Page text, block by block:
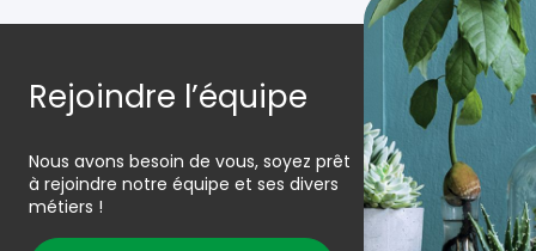
Rejoindre l’équipe
Nous avons besoin de vous, soyez prêt
à rejoindre notre équipe et ses divers
métiers !